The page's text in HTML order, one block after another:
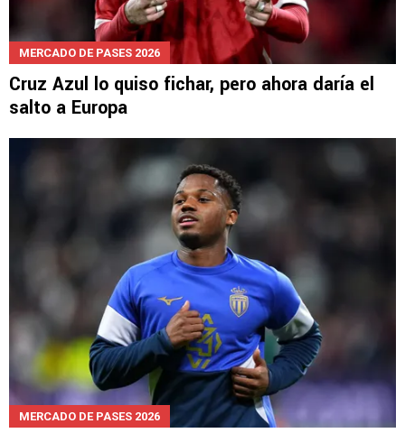
MERCADO DE PASES 2026
Cruz Azul lo quiso fichar, pero ahora daría el
salto a Europa
MERCADO DE PASES 2026